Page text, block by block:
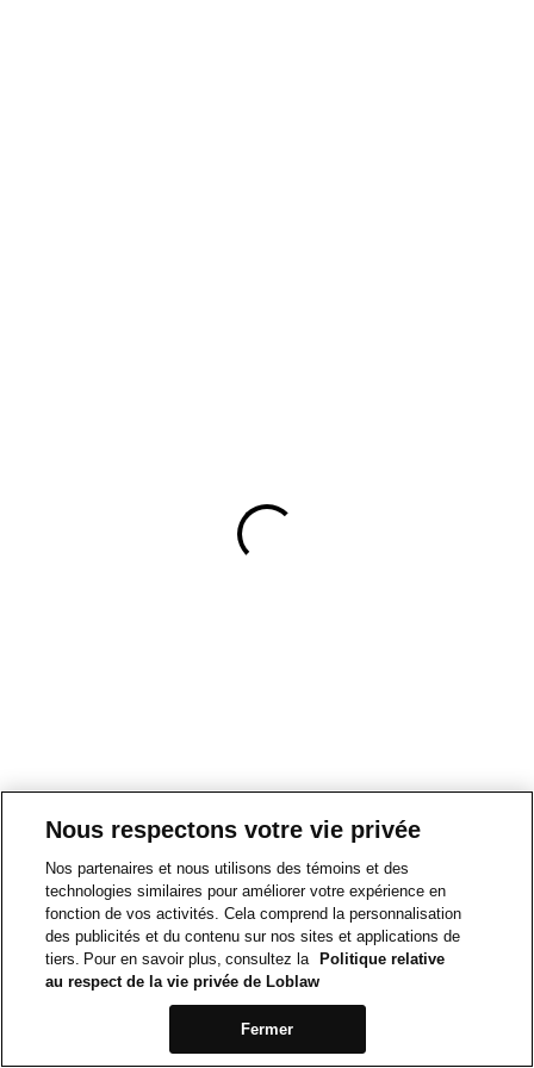
Nous respectons votre vie privée
Nos partenaires et nous utilisons des témoins et des
technologies similaires pour améliorer votre expérience en
fonction de vos activités. Cela comprend la personnalisation
des publicités et du contenu sur nos sites et applications de
tiers. Pour en savoir plus, consultez la
Politique relative
au respect de la vie privée de Loblaw
Fermer